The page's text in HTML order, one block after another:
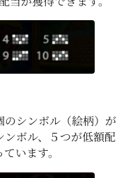
シンボル（絵柄）が
ボル、５つが低額配
います。